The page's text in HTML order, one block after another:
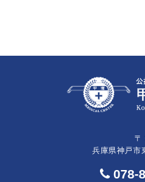
〒
兵庫県神戸市
078-